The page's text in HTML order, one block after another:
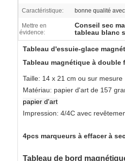
Caractéristique: bonne qualité
Mettre en
évidence:
Conseil sec
tableau blanc
Tableau d'essuie-glace
Tableau magnétique à
Taille: 14 x 21 cm ou sur mesure
Matériau: papier d'art de 157
papier d'art
Impression: 4/4C avec
4pcs marqueurs à effacer à
Tableau de bord